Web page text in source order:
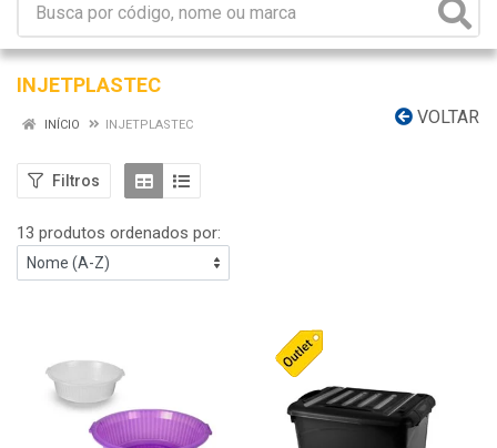
INJETPLASTEC
VOLTAR
INÍCIO INJETPLASTEC
Filtros
13 produtos ordenados por: